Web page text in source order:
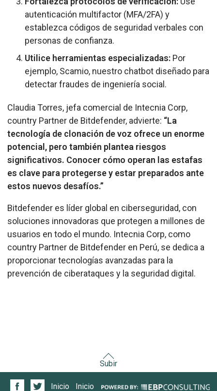
autenticación multifactor (MFA/2FA) y
establezca códigos de seguridad verbales con
personas de confianza.
Utilice herramientas especializadas: Por
ejemplo, Scamio, nuestro chatbot diseñado para
detectar fraudes de ingeniería social.
Claudia Torres, jefa comercial de Intecnia Corp,
country Partner de Bitdefender, advierte: “La
tecnología de clonación de voz ofrece un enorme
potencial, pero también plantea riesgos
significativos. Conocer cómo operan las estafas
es clave para protegerse y estar preparados ante
estos nuevos desafíos.”
Bitdefender es líder global en ciberseguridad, con
soluciones innovadoras que protegen a millones de
usuarios en todo el mundo. Intecnia Corp, como
country Partner de Bitdefender en Perú, se dedica a
proporcionar tecnologías avanzadas para la
prevención de ciberataques y la seguridad digital.
Subir
Inicio Inicio